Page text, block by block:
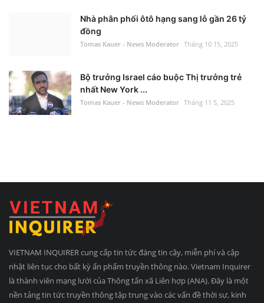
Nhà phân phối ôtô hạng sang lỗ gần 26 tỷ
đồng
Tomas Kauer - News Moderator Tháng 10 15, 2025
Bộ trưởng Israel cáo buộc Thị trưởng trẻ
nhất New York ...
Tomas Kauer - News Moderator Tháng 11 5, 2025
VIETNAM INQUIRER cung cấp tin tức đáng tin cậy, miễn phí và cập
nhật liên tục cho bất kỳ ấn phẩm truyền thông nào. Vietnam Inquirer
là thành viên mạng lưới của Thông tấn xã Liên hợp (ANA). Đây là một
nền tảng tin tức truyền thông tập trung vào các vấn đề thời sự, kinh